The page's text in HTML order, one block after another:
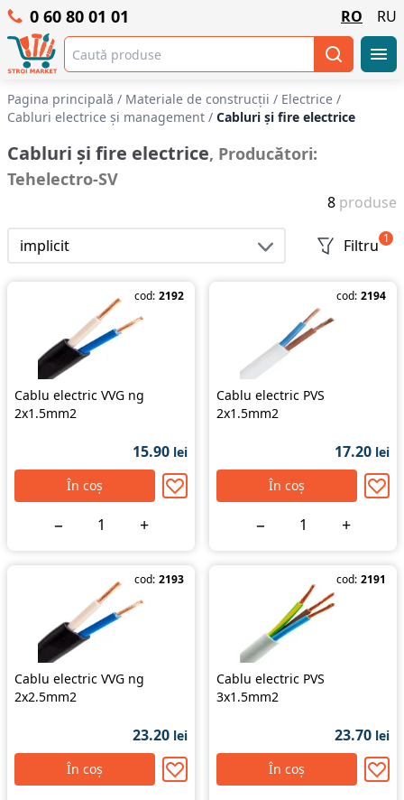
0 60 80 01 01 RO RU
Pagina principală / Materiale de construcții / Electrice /
Cabluri electrice și management / Cabluri și fire electrice
Cabluri și fire electrice, Producători:
Tehelectro-SV
8 produse
implicit Filtru 1
cod: 2192
Cablu electric VVG ng
2x1.5mm2
15.90 lei
În coș
− +
cod: 2194
Cablu electric PVS
2x1.5mm2
17.20 lei
În coș
− +
cod: 2193
Cablu electric VVG ng
2x2.5mm2
23.20 lei
În coș
cod: 2191
Cablu electric PVS
3x1.5mm2
23.70 lei
În coș